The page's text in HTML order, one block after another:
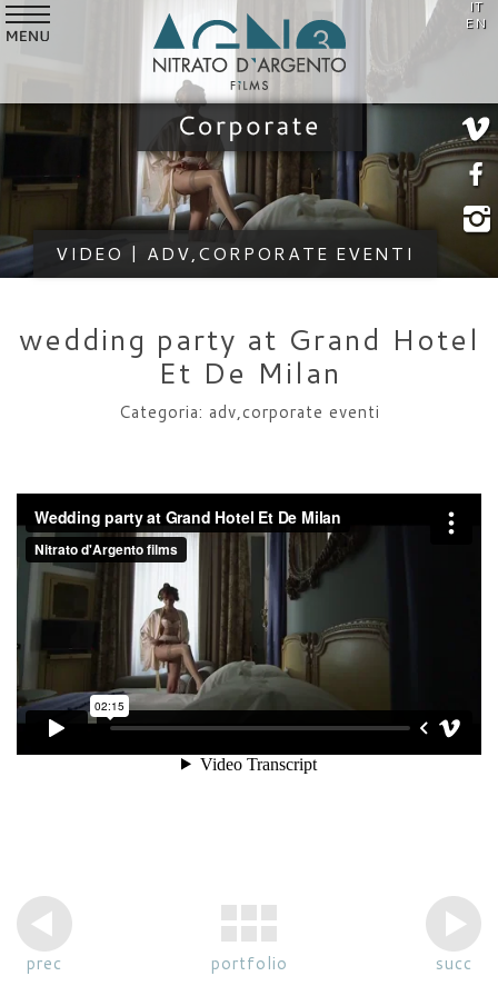
SERVIZI
VIDEO
STILE
CLIENTI
CHI SIAMO
NEWS
IT
EN
VIDEO | ADV,CORPORATE EVENTI
wedding party at Grand Hotel
Et De Milan
Categoria: adv,corporate eventi
prec portfolio succ